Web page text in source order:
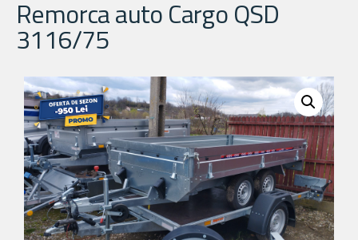
Remorca auto Cargo QSD
3116/75